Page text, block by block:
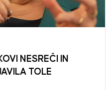
NESREČI IN
TOLE